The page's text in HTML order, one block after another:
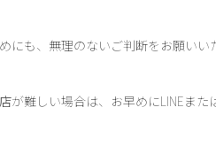
にも、無理のないご判断をお願いい
が難しい場合は、お早めにLINEまた